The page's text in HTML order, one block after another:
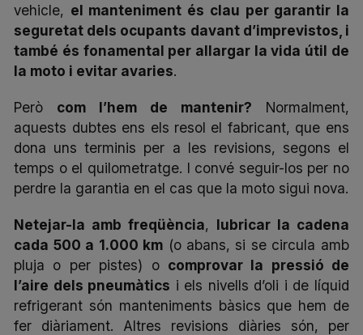
vehicle, el manteniment és clau per garantir la
seguretat dels ocupants davant d’imprevistos, i
també és fonamental per allargar la vida útil de
la moto i evitar avaries.
Però com l’hem de mantenir? Normalment,
aquests dubtes ens els resol el fabricant, que ens
dona uns terminis per a les revisions, segons el
temps o el quilometratge. I convé seguir-los per no
perdre la garantia en el cas que la moto sigui nova.
Netejar-la amb freqüència, lubricar la cadena
cada 500 a 1.000 km (o abans, si se circula amb
pluja o per pistes) o comprovar la pressió de
l’aire dels pneumàtics i els nivells d’oli i de líquid
refrigerant són manteniments bàsics que hem de
fer diàriament. Altres revisions diàries són, per